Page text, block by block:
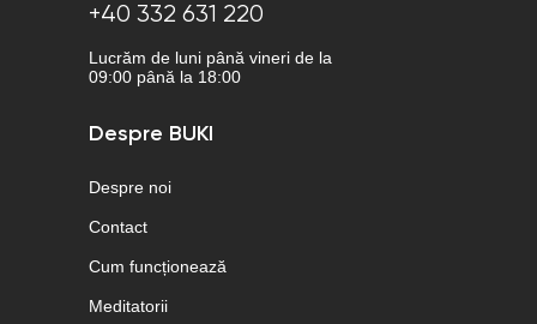
+40 332 631 220
Lucrăm de luni până vineri de la
09:00 până la 18:00
Despre BUKI
Despre noi
Contact
Cum funcționează
Meditatorii